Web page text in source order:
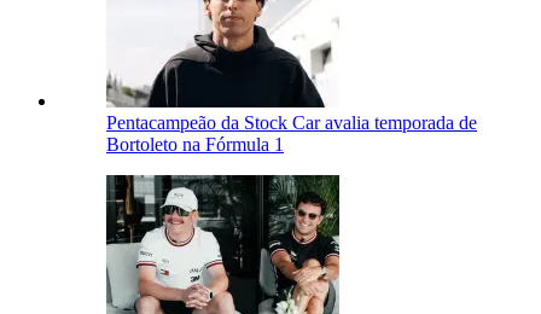
Pentacampeão da Stock Car avalia temporada de
Bortoleto na Fórmula 1